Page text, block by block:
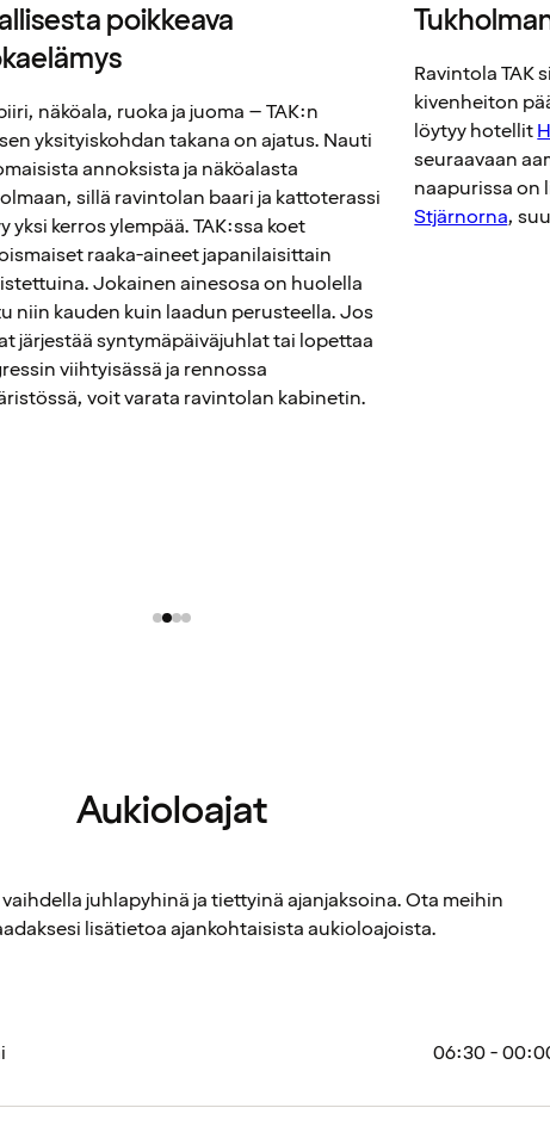
poikkeava
näköala, ruoka ja juoma – TAK:n
yksityiskohdan takana on ajatus. Nauti
annoksista ja näköalasta
sillä ravintolan baari ja kattoterassi
yksi kerros ylempää. TAK:ssa koet
raaka-aineet japanilaisittain
Jokainen ainesosa on huolella
niin kauden kuin laadun perusteella. Jos
järjestää syntymäpäiväjuhlat tai lopettaa
viihtyisässä ja rennossa
voit varata ravintolan kabinetin.
Ravintola TAK
kivenheiton
löytyy hotellit
seuraavaan
naapurissa on
Stjärnorna,
Aukioloajat
juhlapyhinä ja tiettyinä ajanjaksoina. Ota meihin
lisätietoa ajankohtaisista aukioloajoista.
06:30 -